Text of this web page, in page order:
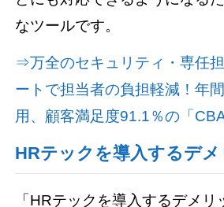
なツールです。
⇒万全のセキュリティ・専任
ートで担当者の負担軽減！年
用、顧客満足度91.1％の「
HRテックを導入するデメ
「HRテックを導入するデメ